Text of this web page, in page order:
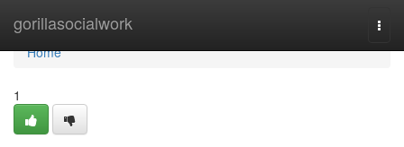
gorillasocialwork
Home
Home
1